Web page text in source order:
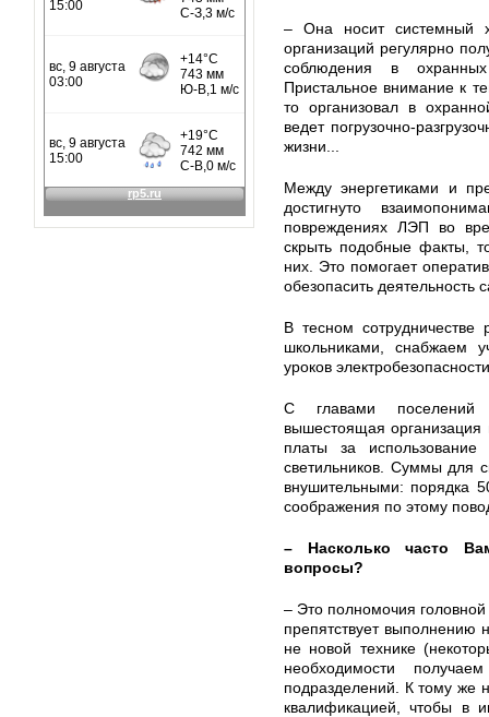
– Она носит системный
организаций регулярно
соблюдения в
Пристальное внимание к
то организовал в
ведет погрузочно-
жизни...
Между энергетиками и
достигнуто
повреждениях ЛЭП во
скрыть подобные факты,
них. Это помогает
обезопасить деятельность
В тесном сотрудничестве
школьниками, снабжаем
уроков
С главами
вышестоящая организация
платы за
светильников. Суммы для
внушительными: порядка
соображения по этому
– Насколько часто
вопросы?
– Это полномочия
препятствует
не новой технике
необходимости
подразделений. К тому же
квалификацией, чтобы в